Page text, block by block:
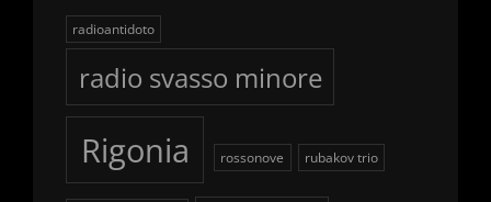
radioantidoto
radio svasso minore
Rigonia rossonove rubakov trio